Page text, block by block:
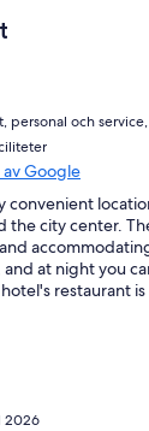
personal och
Google
convenient
the city center.
and at night you
restaurant
2026